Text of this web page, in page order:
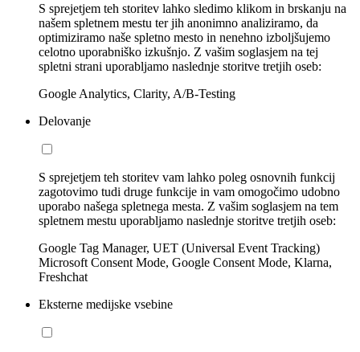
S sprejetjem teh storitev lahko sledimo klikom in brskanju na
našem spletnem mestu ter jih anonimno analiziramo, da
optimiziramo naše spletno mesto in nenehno izboljšujemo
celotno uporabniško izkušnjo. Z vašim soglasjem na tej
spletni strani uporabljamo naslednje storitve tretjih oseb:
Google Analytics, Clarity, A/B-Testing
Delovanje
S sprejetjem teh storitev vam lahko poleg osnovnih funkcij
zagotovimo tudi druge funkcije in vam omogočimo udobno
uporabo našega spletnega mesta. Z vašim soglasjem na tem
spletnem mestu uporabljamo naslednje storitve tretjih oseb:
Google Tag Manager, UET (Universal Event Tracking)
Microsoft Consent Mode, Google Consent Mode, Klarna,
Freshchat
Eksterne medijske vsebine